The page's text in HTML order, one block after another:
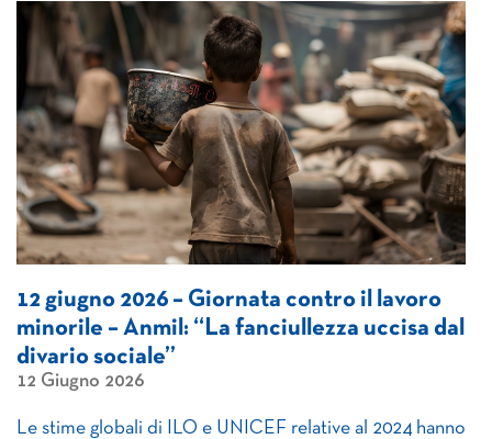
12 giugno 2026 – Giornata contro il lavoro
minorile – Anmil: “La fanciullezza uccisa dal
divario sociale”
12 Giugno 2026
Le stime globali di ILO e UNICEF relative al 2024 hanno